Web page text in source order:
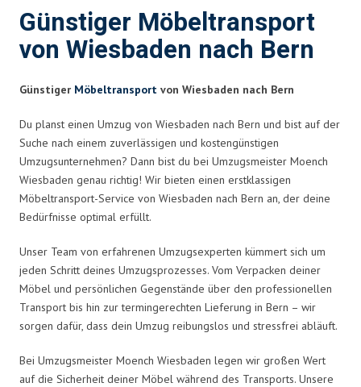
Günstiger Möbeltransport
von Wiesbaden nach Bern
Günstiger Möbeltransport von Wiesbaden nach Bern
Du planst einen Umzug von Wiesbaden nach Bern und bist auf der
Suche nach einem zuverlässigen und kostengünstigen
Umzugsunternehmen? Dann bist du bei Umzugsmeister Moench
Wiesbaden genau richtig! Wir bieten einen erstklassigen
Möbeltransport-Service von Wiesbaden nach Bern an, der deine
Bedürfnisse optimal erfüllt.
Unser Team von erfahrenen Umzugsexperten kümmert sich um
jeden Schritt deines Umzugsprozesses. Vom Verpacken deiner
Möbel und persönlichen Gegenstände über den professionellen
Transport bis hin zur termingerechten Lieferung in Bern – wir
sorgen dafür, dass dein Umzug reibungslos und stressfrei abläuft.
Bei Umzugsmeister Moench Wiesbaden legen wir großen Wert
auf die Sicherheit deiner Möbel während des Transports. Unsere